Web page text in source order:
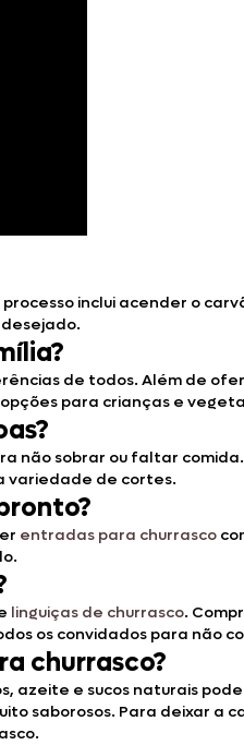
inclui acender o
de todos. Além de
para crianças e
não sobrar ou faltar
variedade de cortes.
entradas para churrasco
linguiças de churrasco.
os convidados para não
churrasco?
azeite e sucos naturais
saborosos. Para deixar a